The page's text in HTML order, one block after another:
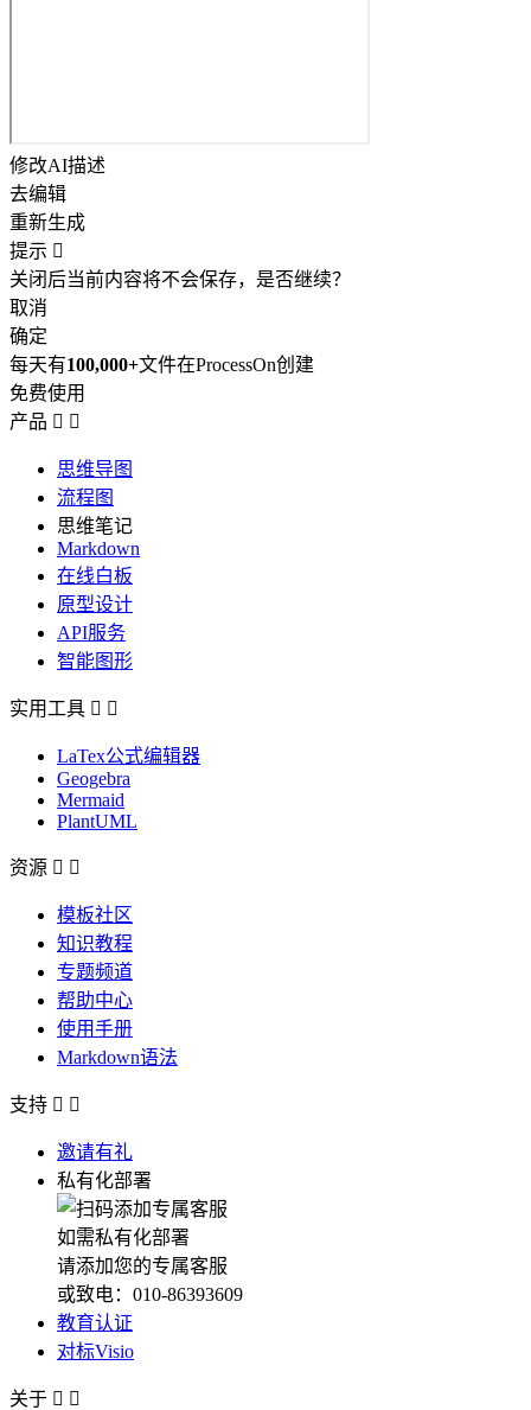
修改AI描述
去编辑
重新生成
提示 
关闭后当前内容将不会保存，是否继续？
取消
确定
每天有100,000+文件在ProcessOn创建
免费使用
产品  
思维导图
流程图
思维笔记
Markdown
在线白板
原型设计
API服务
智能图形
实用工具  
LaTex公式编辑器
Geogebra
Mermaid
PlantUML
资源  
模板社区
知识教程
专题频道
帮助中心
使用手册
Markdown语法
支持  
邀请有礼
私有化部署
如需私有化部署
请添加您的专属客服
或致电：010-86393609
教育认证
对标Visio
关于  